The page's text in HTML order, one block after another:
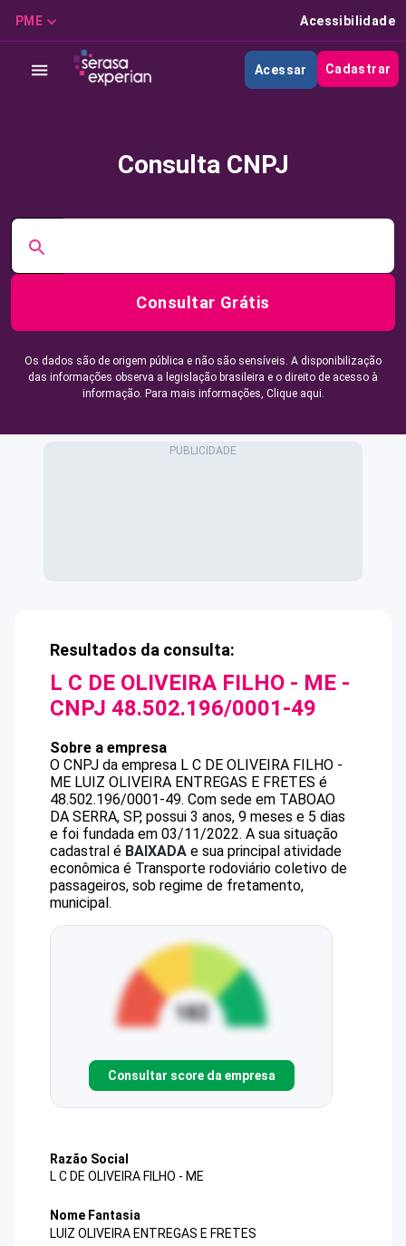
PME Acessibilidade
Acessar Cadastrar
Consulta CNPJ
Consultar Grátis
Os dados são de origem pública e não são sensíveis. A disponibilização
das informações observa a legislação brasileira e o direito de acesso à
informação. Para mais informações, Clique aqui.
Resultados da consulta:
L C DE OLIVEIRA FILHO - ME -
CNPJ 48.502.196/0001-49
Sobre a empresa
O CNPJ da empresa L C DE OLIVEIRA FILHO -
ME LUIZ OLIVEIRA ENTREGAS E FRETES é
48.502.196/0001-49. Com sede em TABOAO
DA SERRA, SP, possui 3 anos, 9 meses e 5 dias
e foi fundada em 03/11/2022. A sua situação
cadastral é BAIXADA e sua principal atividade
econômica é Transporte rodoviário coletivo de
passageiros, sob regime de fretamento,
municipal.
Consultar score da empresa
Razão Social
L C DE OLIVEIRA FILHO - ME
Nome Fantasia
LUIZ OLIVEIRA ENTREGAS E FRETES